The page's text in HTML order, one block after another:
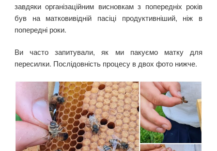
завдяки організаційним висновкам з попередніх років
був на матковивідній пасіці продуктивніший, ніж в
попередні роки.
Ви часто запитували, як ми пакуємо матку для
пересилки. Послідовність процесу в двох фото нижче.